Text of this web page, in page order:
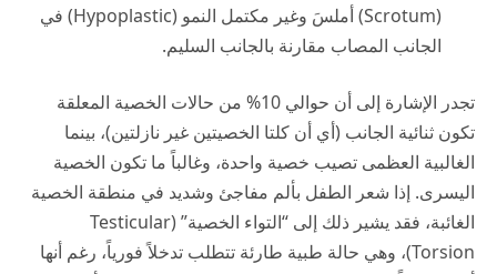
(Scrotum) أملسَ وغير مكتمل النمو (Hypoplastic) في
الجانب المصاب مقارنة بالجانب السليم.
تجدر الإشارة إلى أن حوالي 10% من حالات الخصية المعلقة
تكون ثنائية الجانب (أي أن كلتا الخصيتين غير نازلتين)، بينما
الغالبية العظمى تصيب خصية واحدة، وغالباً ما تكون الخصية
اليسرى. إذا شعر الطفل بألم مفاجئ وشديد في منطقة الخصية
الغائبة، فقد يشير ذلك إلى “التواء الخصية” (Testicular
Torsion)، وهي حالة طبية طارئة تتطلب تدخلاً فورياً، رغم أنها